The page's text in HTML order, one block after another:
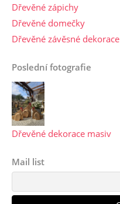
Dřevěné zápichy
Dřevěné domečky
Dřevěné závěsné dekorace
Poslední fotografie
Dřevěné dekorace masiv
Mail list